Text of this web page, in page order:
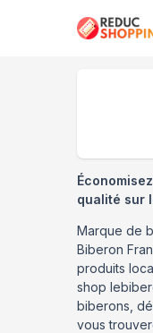
qualité sur
Marque de
Biberon
produits
shop
biberons,
vous